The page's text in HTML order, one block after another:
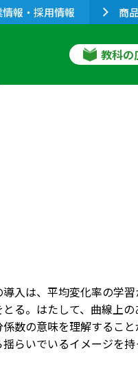
報・採用情報 商
教科の
入は、平均変化率の学
る。はたして、曲線上
数の意味を理解するこ
らいでいるイメージを